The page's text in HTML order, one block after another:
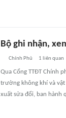
Bộ ghi nhận,
Chính Phủ 1 liên quan
Qua Cổng TTĐT Chính
trường không khí và
xuất sửa đổi, ban hành